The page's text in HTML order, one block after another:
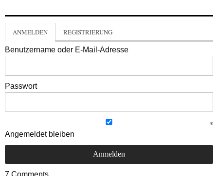
ANMELDEN REGISTRIERUNG
Benutzername oder E-Mail-Adresse
Passwort
Angemeldet bleiben